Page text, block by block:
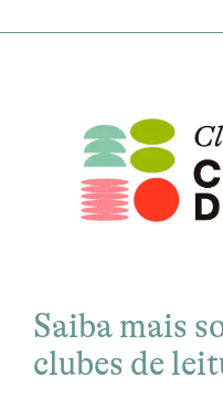
Saiba mais
clubes de